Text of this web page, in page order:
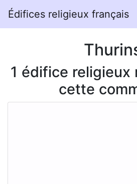
Édifices religieux français
1 édifice religieux
cette